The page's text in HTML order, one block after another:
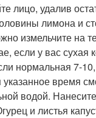
лицо, удалив
лимона и
измельчите на
если у вас сухая
нормальная 7-
время
водой.
и листья